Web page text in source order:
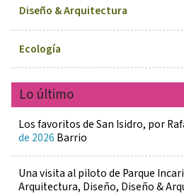
Diseño & Arquitectura
Ecología
Lo último
Los favoritos de San Isidro, por
de 2026 Barrio
Una visita al piloto de Parque
Arquitectura, Diseño, Diseño &